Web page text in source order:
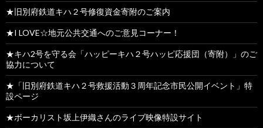
★旧別府鉄道キハ２号修復資金寄附のご案内
★I LOVE☆地元公共交通へのご意見コーナー！
★キハ2号を守る会「ハッピーキハ２号ハッピ応援団（寄附）」のご
協力について
★「旧別府鉄道キハ２号救援活動３周年記念市民公開イベント」特
設ページ
★ボーカリスト坂上伊織さんのライブ映像特設サイト